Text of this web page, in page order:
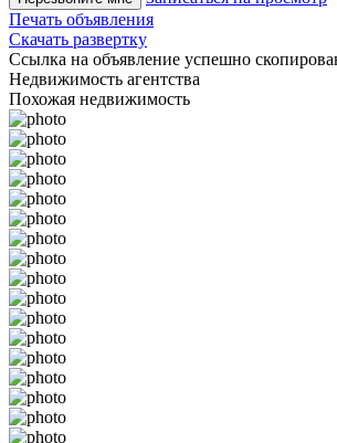
Печать объявления
Скачать развертку
Ссылка на объявление успешно
Недвижимость агентства
Похожая недвижимость